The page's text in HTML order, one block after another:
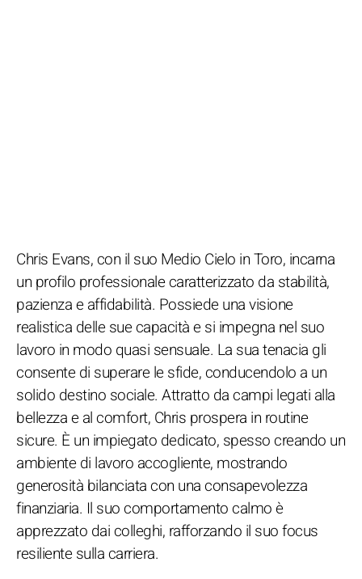
Chris Evans, con il suo Medio Cielo in Toro, incarna
un profilo professionale caratterizzato da stabilità,
pazienza e affidabilità. Possiede una visione
realistica delle sue capacità e si impegna nel suo
lavoro in modo quasi sensuale. La sua tenacia gli
consente di superare le sfide, conducendolo a un
solido destino sociale. Attratto da campi legati alla
bellezza e al comfort, Chris prospera in routine
sicure. È un impiegato dedicato, spesso creando un
ambiente di lavoro accogliente, mostrando
generosità bilanciata con una consapevolezza
finanziaria. Il suo comportamento calmo è
apprezzato dai colleghi, rafforzando il suo focus
resiliente sulla carriera.